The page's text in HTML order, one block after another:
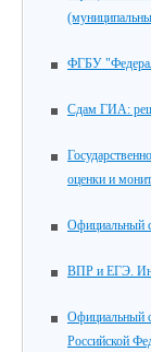
ФГБУ
Сдам ГИА:
оценки и
Официальный
ВПР и ЕГЭ.
Официальный
Российской